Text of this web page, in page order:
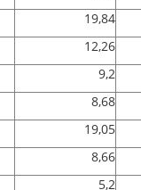
19,84
12,26
9,2
8,68
19,05
8,66
5,2